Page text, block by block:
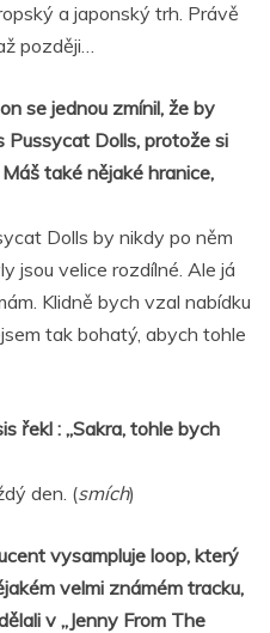
a japonský trh. Právě
později…
se jednou zmínil, že by
Pussycat Dolls, protože si
také nějaké hranice,
Dolls by nikdy po něm
jsou velice rozdílné. Ale já
Klidně bych vzal nabídku
tak bohatý, abych tohle
řekl : „Sakra, tohle bych
den. (smích)
vysampluje loop, který
velmi známém tracku,
v „Jenny From The